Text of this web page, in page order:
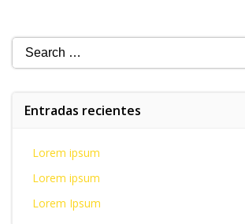
Search
for:
Entradas recientes
Lorem ipsum
Lorem ipsum
Lorem Ipsum